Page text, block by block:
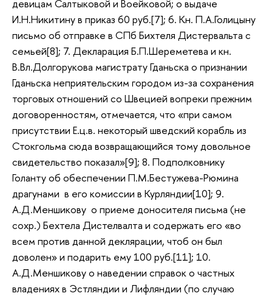
девицам Салтыковой и Воейковой; о выдаче
И.Н.Никитину в приказ 60 руб.[7]; 6. Кн. П.А.Голицыну
письмо об отправке в СПб Бихтеля Дистервальта с
семьей[8]; 7. Декларация Б.П.Шереметева и кн.
В.Вл.Долгорукова магистрату Гданьска о признании
Гданьска неприятельским городом из-за сохранения
торговых отношений со Швецией вопреки прежним
договоренностям, отмечается, что «при самом
присутствии Е.ц.в. некоторый шведский корабль из
Стокгольма сюда возвращающийся тому довольное
свидетельство показал»[9]; 8. Подполковнику
Голанту об обеспечении П.М.Бестужева-Рюмина
драгунами в его комиссии в Курляндии[10]; 9.
А.Д.Меншикову о приеме доносителя письма (не
сохр.) Бехтела Дистелвалта и содержать его «во
всем против данной деклярации, чтоб он был
доволен» и подарить ему 100 руб.[11]; 10.
А.Д.Меншикову о наведении справок о частных
владениях в Эстляндии и Лифляндии (по случаю